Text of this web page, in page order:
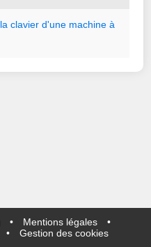
la clavier d'une machine à
• Mentions légales
•
• Gestion des cookies